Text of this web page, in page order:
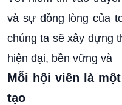
và sự đồng lòng của
chúng ta sẽ xây dựng
hiện đại, bền vững và
Mỗi hội viên là
tạo